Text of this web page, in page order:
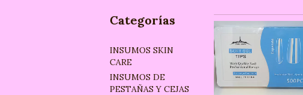
Categorías
INSUMOS SKIN
CARE
INSUMOS DE
PESTAÑAS Y CEJAS